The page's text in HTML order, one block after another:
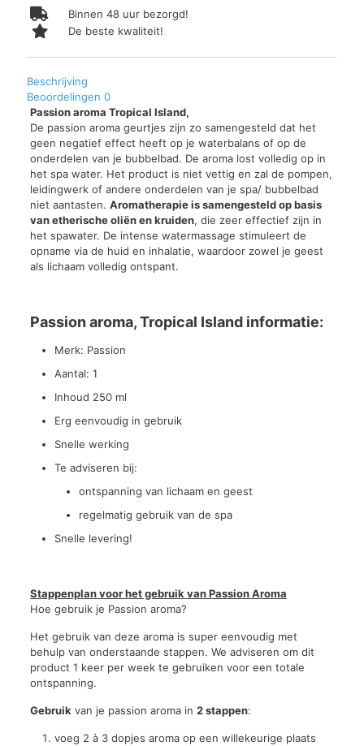
Binnen 48 uur bezorgd!
De beste kwaliteit!
Beschrijving
Beoordelingen 0
Passion aroma Tropical Island,
De passion aroma geurtjes zijn zo samengesteld dat het
geen negatief effect heeft op je waterbalans of op de
onderdelen van je bubbelbad. De aroma lost volledig op in
het spa water. Het product is niet vettig en zal de pompen,
leidingwerk of andere onderdelen van je spa/ bubbelbad
niet aantasten. Aromatherapie is samengesteld op basis
van etherische oliën en kruiden, die zeer effectief zijn in
het spawater. De intense watermassage stimuleert de
opname via de huid en inhalatie, waardoor zowel je geest
als lichaam volledig ontspant.
Passion aroma, Tropical Island informatie:
Merk: Passion
Aantal: 1
Inhoud 250 ml
Erg eenvoudig in gebruik
Snelle werking
Te adviseren bij:
ontspanning van lichaam en geest
regelmatig gebruik van de spa
Snelle levering!
Stappenplan voor het gebruik van Passion Aroma
Hoe gebruik je Passion aroma?
Het gebruik van deze aroma is super eenvoudig met
behulp van onderstaande stappen. We adviseren om dit
product 1 keer per week te gebruiken voor een totale
ontspanning.
Gebruikvan je passion aroma in 2 stappen:
voeg 2 à 3 dopjes aroma op een willekeurige plaats